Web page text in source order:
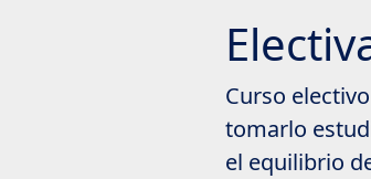
Curso
tomarlo
el equilibrio